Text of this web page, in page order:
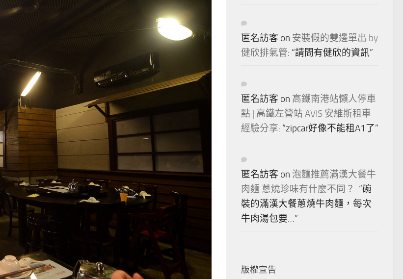
匿名訪客 on 安裝假的雙邊單出 by
健欣排氣管: “請問有健欣的資訊”
匿名訪客 on 高鐵南港站懶人停車
點 | 高鐵左營站 AVIS 安維斯租車
經驗分享: “zipcar好像不能租A1了”
匿名訪客 on 泡麵推薦滿漢大餐牛
肉麵 蔥燒珍味有什麼不同？ : “碗
裝的滿漢大餐蔥燒牛肉麵，每次
牛肉湯包要…”
版權宣告